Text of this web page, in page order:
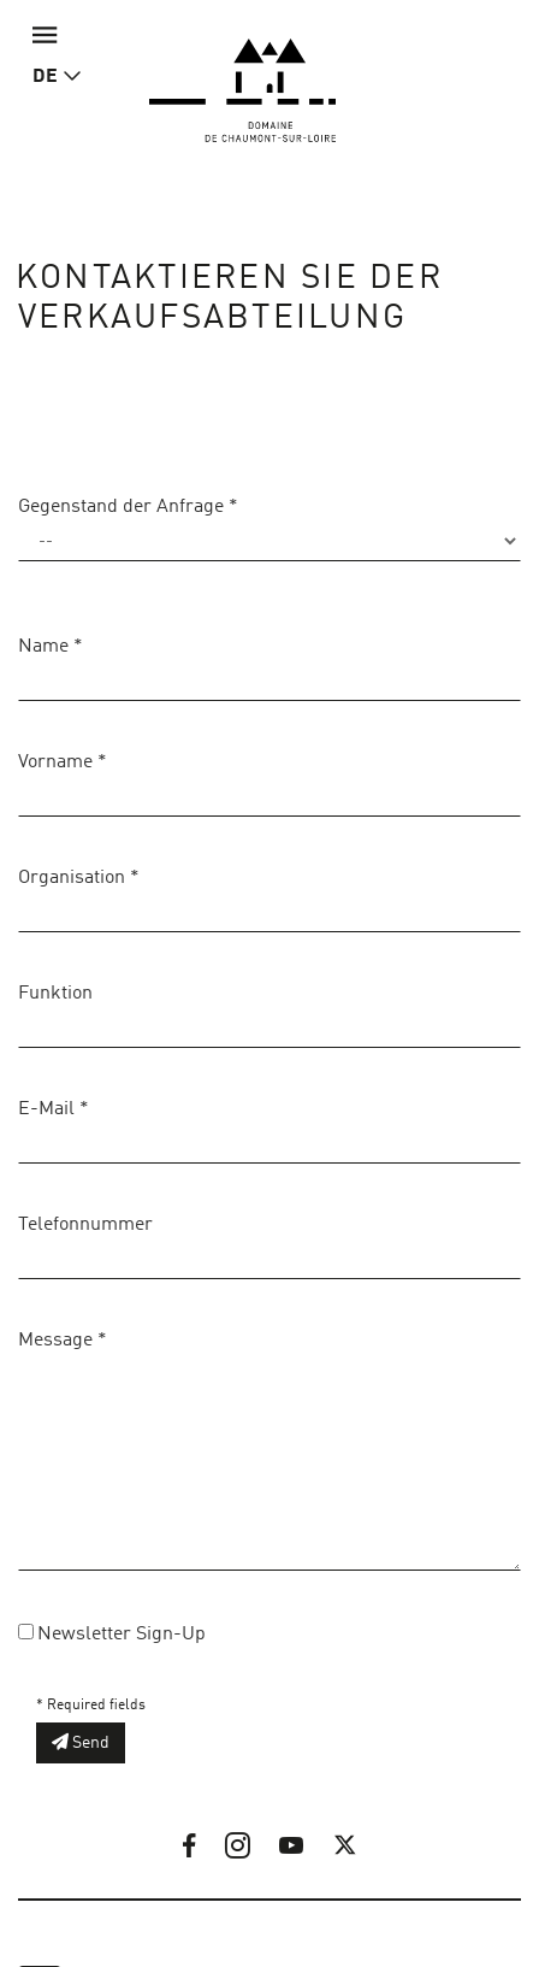
DE
KONTAKTIEREN SIE DER
VERKAUFSABTEILUNG
Gegenstand der Anfrage *
Name *
Vorname *
Organisation *
Funktion
E-Mail *
Telefonnummer
Message *
Newsletter Sign-Up
* Required fields
Send